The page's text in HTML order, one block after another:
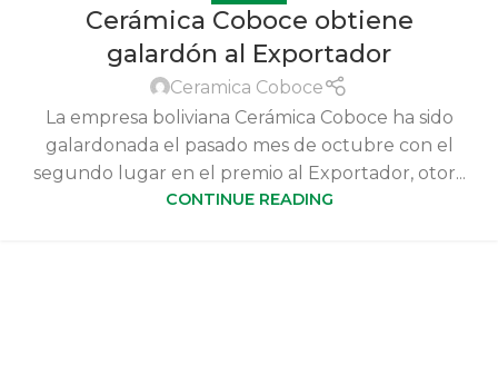
Cerámica Coboce obtiene
galardón al Exportador
Ceramica Coboce
La empresa boliviana Cerámica Coboce ha sido
galardonada el pasado mes de octubre con el
segundo lugar en el premio al Exportador, otor...
CONTINUE READING